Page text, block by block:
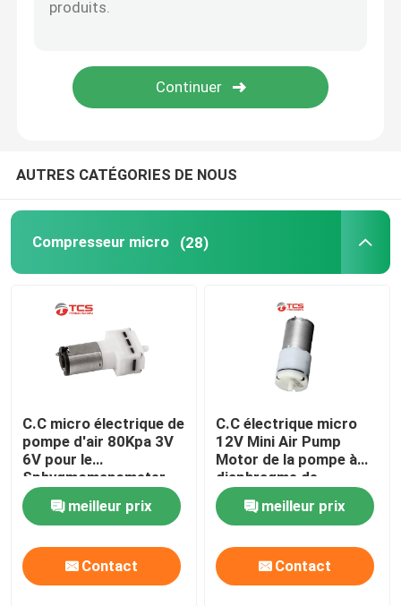
Valve micro de l'eau
Électro-aimant va-et-vient de solénoïde
AUTRES CATÉGORIES DE NOUS
Compresseur micro (28)
C.C micro électrique de
pompe d'air 80Kpa 3V
6V pour le
Sphygmomanometer
meilleur prix
Contact
C.C électrique micro
12V Mini Air Pump
Motor de la pompe à
diaphragme de
l'oxygène médical 2.4W
meilleur prix
Contact